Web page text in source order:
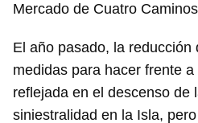
Mercado de Cuatro
El año pasado, la
medidas para hacer frente
reflejada en el descenso de
siniestralidad en la Isla,